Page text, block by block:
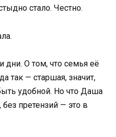
стало. Честно.
дни. О том, что семья её
так — старшая, значит,
удобной. Но что Даша
без претензий — это в